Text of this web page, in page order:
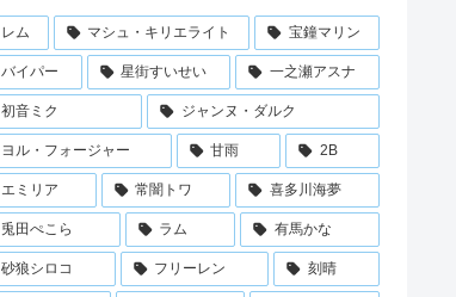
レム マシュ・キリエライト 宝鐘マリン
バイパー 星街すいせい 一之瀬アスナ
初音ミク ジャンヌ・ダルク
ヨル・フォージャー 甘雨 2B
エミリア 常闇トワ 喜多川海夢
兎田ぺこら ラム 有馬かな
砂狼シロコ フリーレン 刻晴